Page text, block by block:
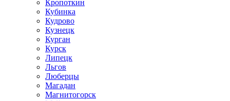
Кропоткин
Кубинка
Кудрово
Кузнецк
Курган
Курск
Липецк
Льгов
Люберцы
Магадан
Магнитогорск